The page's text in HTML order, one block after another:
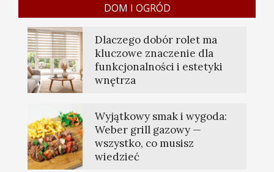
DOM I OGRÓD
Dlaczego dobór rolet ma
kluczowe znaczenie dla
funkcjonalności i estetyki
wnętrza
Wyjątkowy smak i wygoda:
Weber grill gazowy —
wszystko, co musisz
wiedzieć